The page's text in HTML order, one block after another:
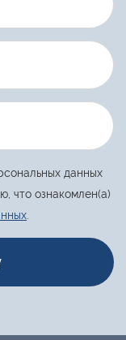
данных
что ознакомлен(а)